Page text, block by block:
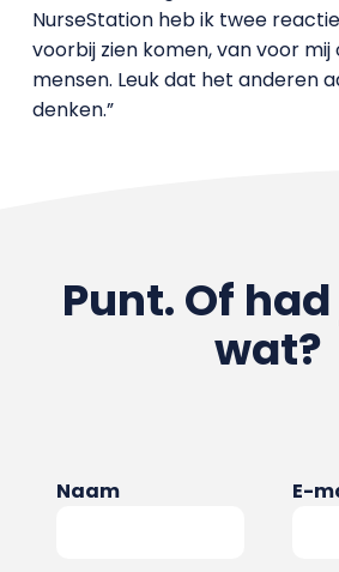
NurseStation heb ik twee
voorbij zien komen, van voor
mensen. Leuk dat het anderen
denken.”
Punt. Of
wat?
Naam E-